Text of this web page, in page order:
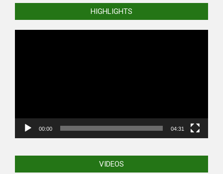
HIGHLIGHTS
00:00 04:31
VIDEOS